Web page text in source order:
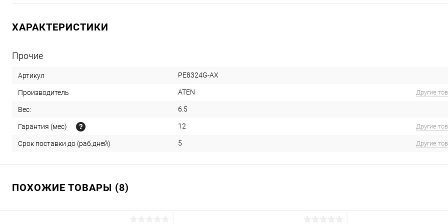
ХАРАКТЕРИСТИКИ
Прочие
Артикул PE8324G-AX
Производитель ATEN Другие
Вес: 6.5
Гарантия (мес) 12 Другие
Срок поставки до (раб.дней) 5 Другие
ПОХОЖИЕ ТОВАРЫ (8)